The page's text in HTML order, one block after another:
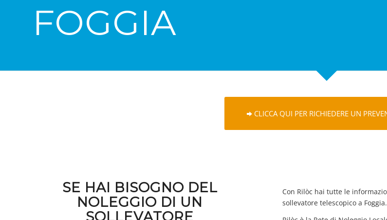
FOGGIA
CLICCA QUI PER RICHIEDERE UN
SE HAI BISOGNO DEL
NOLEGGIO DI UN
SOLLEVATORE
Con Rilòc hai tutte le
sollevatore telescopico a Foggia.